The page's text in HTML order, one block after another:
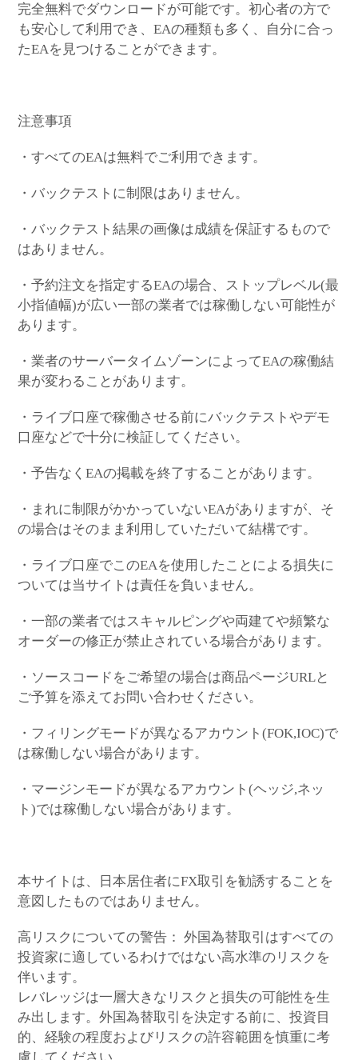
完全無料でダウンロードが可能です。初心者の方で
も安心して利用でき、EAの種類も多く、自分に合っ
たEAを見つけることができます。
注意事項
・すべてのEAは無料でご利用できます。
・バックテストに制限はありません。
・バックテスト結果の画像は成績を保証するもので
はありません。
・予約注文を指定するEAの場合、ストップレベル(最
小指値幅)が広い一部の業者では稼働しない可能性が
あります。
・業者のサーバータイムゾーンによってEAの稼働結
果が変わることがあります。
・ライブ口座で稼働させる前にバックテストやデモ
口座などで十分に検証してください。
・予告なくEAの掲載を終了することがあります。
・まれに制限がかかっていないEAがありますが、そ
の場合はそのまま利用していただいて結構です。
・ライブ口座でこのEAを使用したことによる損失に
ついては当サイトは責任を負いません。
・一部の業者ではスキャルピングや両建てや頻繁な
オーダーの修正が禁止されている場合があります。
・ソースコードをご希望の場合は商品ページURLと
ご予算を添えてお問い合わせください。
・フィリングモードが異なるアカウント(FOK,IOC)で
は稼働しない場合があります。
・マージンモードが異なるアカウント(ヘッジ,ネッ
ト)では稼働しない場合があります。
本サイトは、日本居住者にFX取引を勧誘することを
意図したものではありません。
高リスクについての警告： 外国為替取引はすべての
投資家に適しているわけではない高水準のリスクを
伴います。
レバレッジは一層大きなリスクと損失の可能性を生
み出します。外国為替取引を決定する前に、投資目
的、経験の程度およびリスクの許容範囲を慎重に考